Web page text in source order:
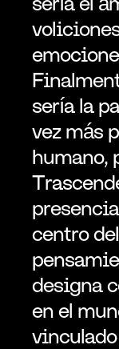
sería la
vez más
humano,
centro
designa
en el
vinculado